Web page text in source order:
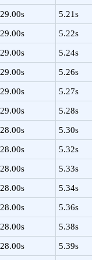
29.00s 5.21s
29.00s 5.22s
29.00s 5.24s
29.00s 5.26s
29.00s 5.27s
29.00s 5.28s
28.00s 5.30s
28.00s 5.32s
28.00s 5.33s
28.00s 5.34s
28.00s 5.36s
28.00s 5.38s
28.00s 5.39s